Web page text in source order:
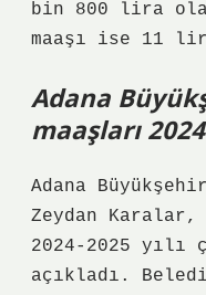
bin 800 lira
maaşı ise 11
Adana
maaşları
Adana
Zeydan Karalar,
2024-2025 yılı
açıkladı.